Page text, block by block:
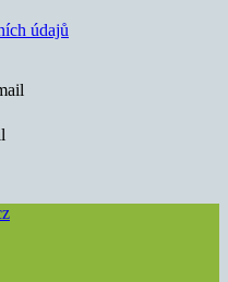
údajů